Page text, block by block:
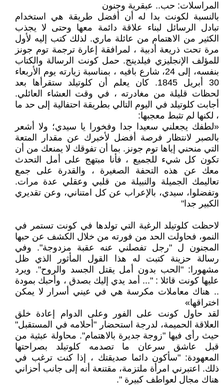
المراسلات: حب.. عبقرية وجنون
بالنسبة لكونت بدا له أن أفضل طريقة هي استخدام
تبادل الرسائل لبناء علاقة دائمة معها وحتى لا يجذب
الكثير من الاهتمام من عائلة ماري. لذلك كتب إليه لأول
مرة تحت ذريعة أدبية ، لمرافقة إعارة ترجمة توم جونز
للمؤلف الإنجليزي فيلدينج. حمل كونت الرسالة والكتاب
بنفسه، إلى 24، شارع بافيه ، بمناسبة زيارته يوم الأربعاء
30 أبريل 1845. كان يعلم أن كلوتيلد ستقرأها بعد
لحظات قليلة من مغادرته ، في وقت العشاء العائلي.
أجابت كلوتيلد في اليوم التالي بطريقة احتفالية إلى حد ما
، لكنها لم تثبط معجبها:
«لطفك يجعلني سعيدا جدا وفخورا يا سيدي؛ ولا أشعر
بالصبر لانتظار فرصة أفضل لأخبرك عن مقدار المتعة
التي منحني إياها توم جونز. بما أن تفوقك لا يمنعك من أن
تكون كل شيء للجميع ، فأنا مبتهج على أمل التحدث
معك عن هذه التحفة الصغيرة ، والقدرة على جمع
تعاليمك الجميلة والنبيلة من قلبي وعقلي عدة مرات.
وتفضلوا، سيدي، بالإعراب عن كل امتناني، وعن تقديري
الكبير جدا"
لاحظت كلوتيلد الرغبة التي تولدها في كونت تستمر في
النمو، فحاولت الحد من فورته من خلال الكشف عن حبها
المجنون ل "رجل تفصلني عنه عقبة مزدوجة". وفي
رسالة حزينة كتبت له هذا القول المأثور الذي ظل
مشهورا: "الحب بدون أمل يقتل الجسد والروح". ويرد
عليها كونت قائلا : "... أمد يدي إليك بصدق ، وأحبك بمودة
.. هناك معاملات مكرسة هي في عيني أسرار لا يمكن
اختراقها»
لقد حاول كونت على الفور وعلى الدوام إعادة خلق
العلاقة الحميمة، لدرجة استحضار "أحلامه في المستقبل"
حيث رأى فيها "زوجة جديرة بالاهتمام". محاولة عبثية من
قبل عاشق سرعان ما تصدمه كلوتيلد بصراحتها
المعهودة: "سأكون دائما صديقتك ، إذا كنت ترغب في
ذلك. اعتبرني امرأة ملتزمة، مقتنعة أنه إلى جانب أحزاني
هناك مجال لعواطف كبيرة ".